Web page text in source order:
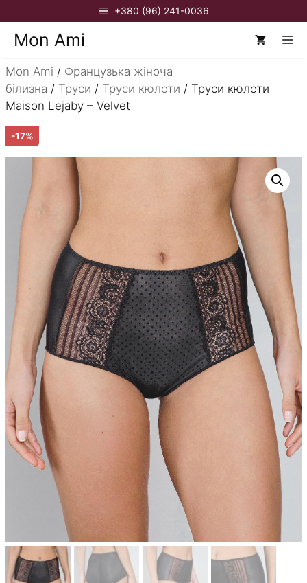
до
вмісту
+380 (96) 241-0036
Mon Ami
Mon Ami / Французька жіноча
білизна / Труси / Труси кюлоти / Труси кюлоти
Maison Lejaby – Velvet
-17%